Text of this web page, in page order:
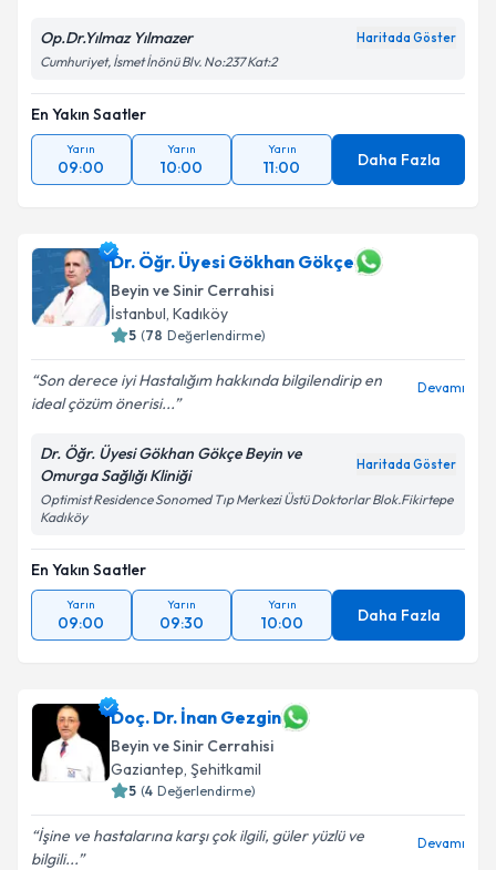
Op.Dr.Yılmaz Yılmazer Haritada Göster
Cumhuriyet, İsmet İnönü Blv. No:237 Kat:2
En Yakın Saatler
Yarın
09:00
Yarın
10:00
Yarın
11:00 Daha Fazla
Dr. Öğr. Üyesi Gökhan Gökçe
Beyin ve Sinir Cerrahisi
İstanbul, Kadıköy
5 (78 Değerlendirme)
Son derece iyi Hastalığım hakkında bilgilendirip en
ideal çözüm önerisi...
Devamı
Dr. Öğr. Üyesi Gökhan Gökçe Beyin ve
Omurga Sağlığı Kliniği
Haritada Göster
Optimist Residence Sonomed Tıp Merkezi Üstü Doktorlar Blok.Fikirtepe
Kadıköy
En Yakın Saatler
Yarın
09:00
Yarın
09:30
Yarın
10:00 Daha Fazla
Doç. Dr. İnan Gezgin
Beyin ve Sinir Cerrahisi
Gaziantep, Şehitkamil
5 (4 Değerlendirme)
İşine ve hastalarına karşı çok ilgili, güler yüzlü ve
bilgili...
Devamı